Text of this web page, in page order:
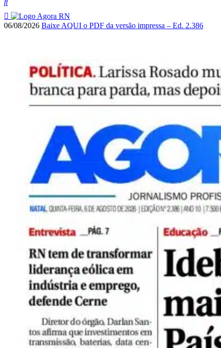
06/08/2026 Baixe AQUI o PDF da versão impressa – Ed. 2.386